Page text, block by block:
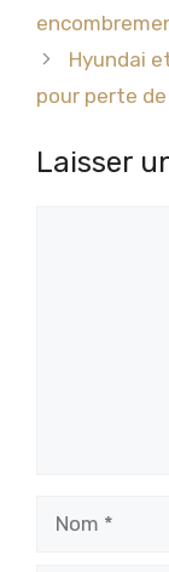
Hyundai
pour perte
Laisser